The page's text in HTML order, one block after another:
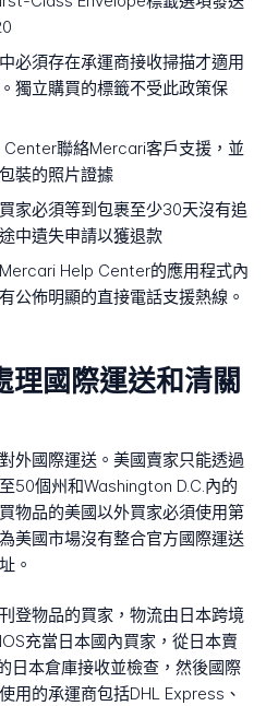
必須存在承運商接收掃描才適用
獨立購買的標籤不受此政策保
Center聯絡Mercari客戶支援，並
裝的照片證據
買家必須等到包裹至少30天沒有追
中遺失申請以獲退款
Help Center的應用程式內
公佈明顯的直接電話支援熱線。
國際運送和清關
外國際運送。美國賣家只能透過
50個州和Washington D.C.內的
物品的美國以外買家必須使用第
美國市場沒有整合官方國際運送
。
登物品的買家，物流由日本跨境
充當日本國內買家，從日本賣
日本倉庫接收並檢查，然後國際
用的承運商包括DHL Express、